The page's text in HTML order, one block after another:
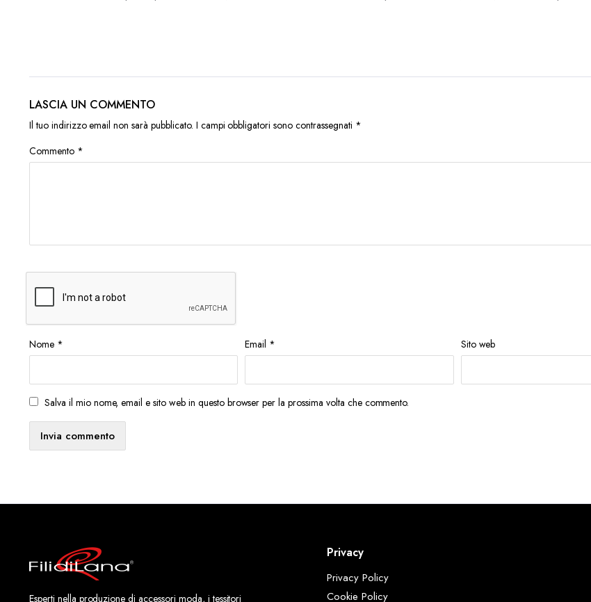
LASCIA UN COMMENTO
Il tuo indirizzo email non sarà pubblicato. I campi obbligatori sono contrassegnati *
Commento *
Nome * Email * Sito web
Salva il mio nome, email e sito web in questo browser per la prossima volta che commento.
Esperti nella produzione di accessori moda, i tessitori
Privacy
Privacy Policy
Cookie Policy